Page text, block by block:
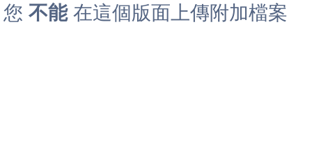
您 不能在這個版面上傳附加檔案